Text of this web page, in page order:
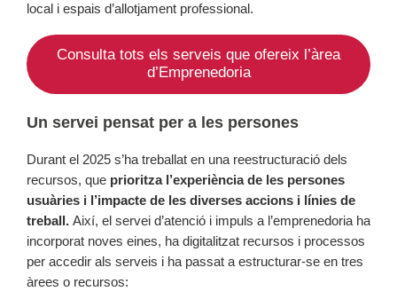
local i espais d’allotjament professional.
Consulta tots els serveis que ofereix l’àrea
d’Emprenedoria
Un servei pensat per a les persones
Durant el 2025 s’ha treballat en una reestructuració dels
recursos, que prioritza l’experiència de les persones
usuàries i l’impacte de les diverses accions i línies de
treball. Així, el servei d’atenció i impuls a l’emprenedoria ha
incorporat noves eines, ha digitalitzat recursos i processos
per accedir als serveis i ha passat a estructurar-se en tres
àrees o recursos: